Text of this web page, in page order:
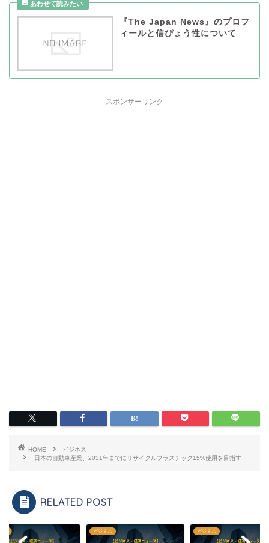
『The Japan News』のプロフ
ィールと信ぴょう性について
スポンサーリンク
HOME
ビジネス
日本の自動車産業、2031年までにリサイクルプラスチック15%使用を目指す
RELATED POST
ビジネス ビジネス